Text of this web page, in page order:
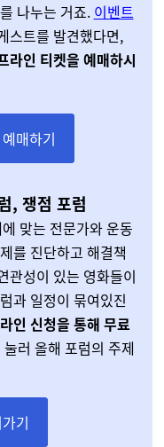
나누는 거죠. 이벤트
스트를 발견했다면,
라인 티켓을 예매하시
매하기
, 쟁점 포럼
맞는 전문가와 운동
를 진단하고 해결책
관성이 있는 영화들이
과 일정이 묶여있진
인 신청을 통해 무료
러 올해 포럼의 주제
기